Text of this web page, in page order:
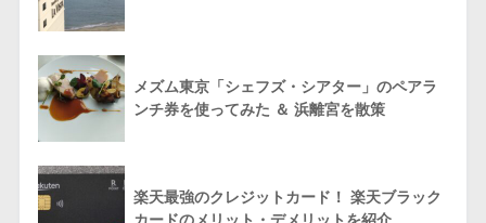
メズム東京「シェフズ・シアター」のペアラ
ンチ券を使ってみた ＆ 浜離宮を散策
楽天最強のクレジットカード！ 楽天ブラック